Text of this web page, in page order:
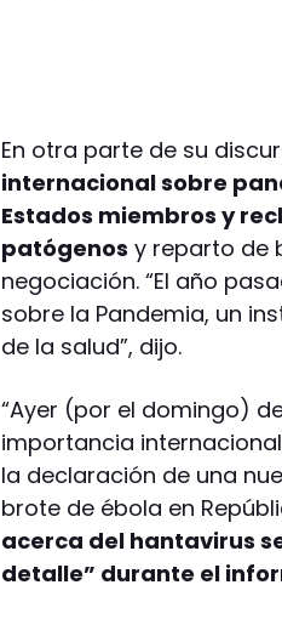
En otra parte de su
internacional sobre
Estados miembros y
patógenos y reparto de
negociación. “El año
sobre la Pandemia, un
de la salud”, dijo.
“Ayer (por el domingo)
importancia
la declaración de una
brote de ébola en
acerca del hantavirus
detalle” durante el